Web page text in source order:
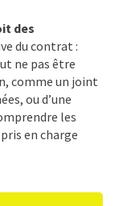
des
du contrat :
ne pas être
comme un joint
ou d’une
les
en charge